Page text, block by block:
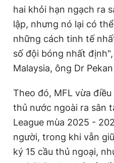
hai khỏi hạn ngạch ra
lập, nhưng nó lại có
những cách tinh tế
số đội bóng nhất
Malaysia, ông Dr
Theo đó, MFL vừa
thủ nước ngoài ra sân
League mùa 2025 -
người, trong khi vẫn
ký 15 cầu thủ ngoại,